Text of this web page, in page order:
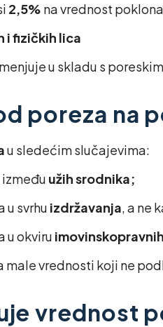
2,5% na vrednost
i fizičkih lica
u skladu s
poreza na
u sledećim slučajevima:
užih srodnika;
u svrhu izdržavanja, a ne
u okviru
male vrednosti koji ne
vrednost